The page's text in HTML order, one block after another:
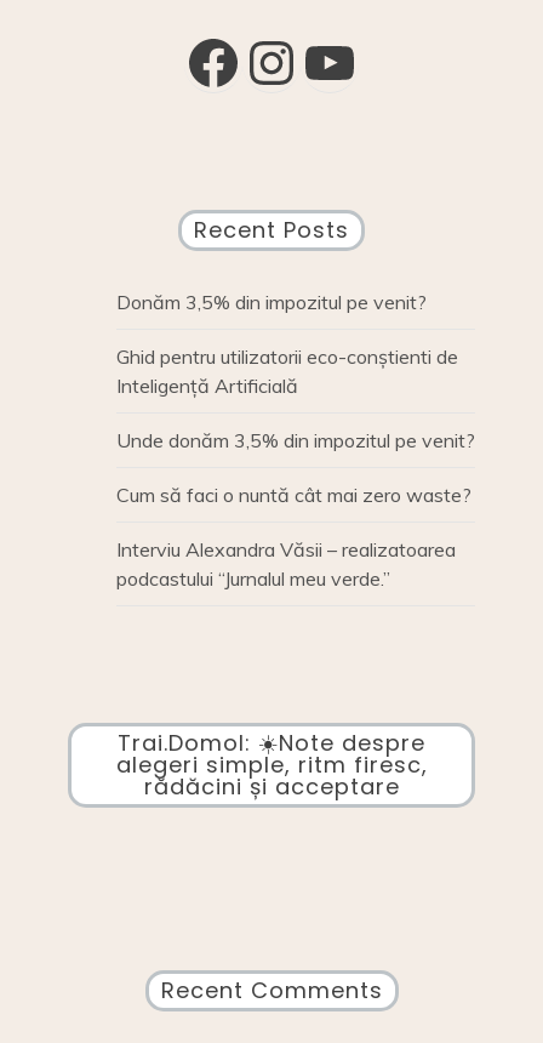
Facebook
Instagram
YouTube
Recent Posts
Donăm 3,5% din impozitul pe venit?
Ghid pentru utilizatorii eco-conștienti de
Inteligență Artificială
Unde donăm 3,5% din impozitul pe venit?
Cum să faci o nuntă cât mai zero waste?
Interviu Alexandra Văsii – realizatoarea
podcastului “Jurnalul meu verde.”
Trai.Domol: ☀️Note despre
alegeri simple, ritm firesc,
rădăcini și acceptare
Recent Comments